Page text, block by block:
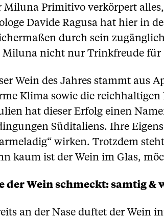
Miluna Primitivo verkörpert alles,
Davide Ragusa hat hier in
durch sein
Miluna nicht nur Trinkfreude für
Wein des Jahres stammt aus
Klima sowie die
hat dieser Erfolg einen
Süditaliens. Ihre
wirken. Trotzdem
kaum ist der Wein im Glas,
der Wein schmeckt: samtig &
an der Nase duftet der Wein